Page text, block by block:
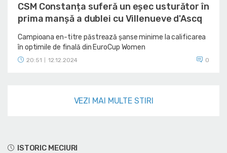
ISTORIC MECIURI
CSM Constanța suferă un eșec usturător în
prima manșă a dublei cu Villenueve d'Ascq
Campioana en-titre păstrează șanse minime la calificarea
în optimile de finală din EuroCup Women
20:51 12.12.2024 0
VEZI MAI MULTE STIRI